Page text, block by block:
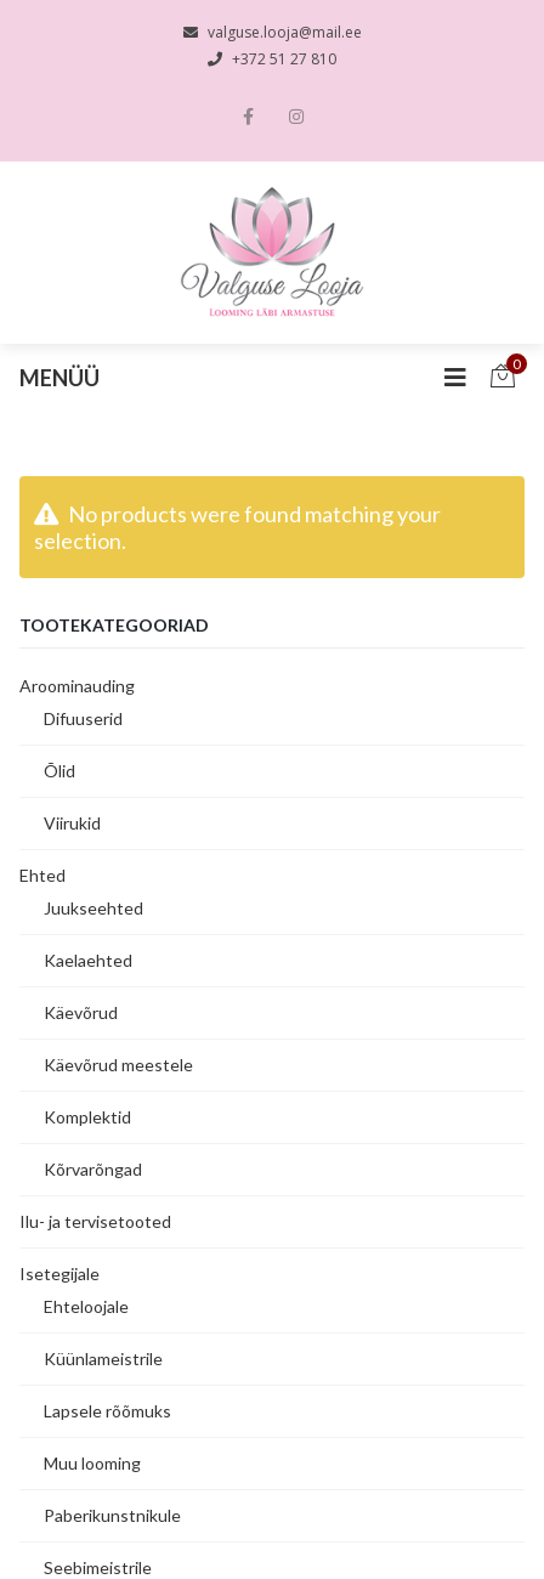
valguse.looja@mail.ee
+372 51 27 810
MENÜÜ
0
No products were found matching your
selection.
TOOTEKATEGOORIAD
Aroominauding
Difuuserid
Õlid
Viirukid
Ehted
Juukseehted
Kaelaehted
Käevõrud
Käevõrud meestele
Komplektid
Kõrvarõngad
Ilu- ja tervisetooted
Isetegijale
Ehteloojale
Küünlameistrile
Lapsele rõõmuks
Muu looming
Paberikunstnikule
Seebimeistrile